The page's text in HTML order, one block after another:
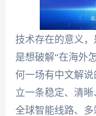
技术存在的意义
是想破解“在海外
何一场有中文解
立一条稳定、清
全球智能线路、